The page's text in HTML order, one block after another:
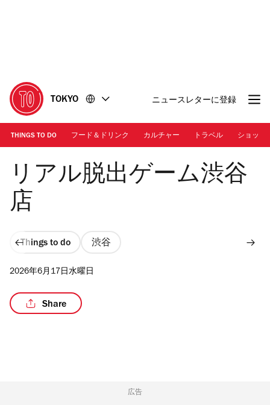
に
移
動
移
動
TOKYO ニュースレターに登録
THINGS TO DO フード＆ドリンク カルチャー トラベル ショッピ
画像提供：SCRAP | 内観
リアル脱出ゲーム渋谷
店
Things to do 渋谷
2026年6月17日水曜日
Share
広告